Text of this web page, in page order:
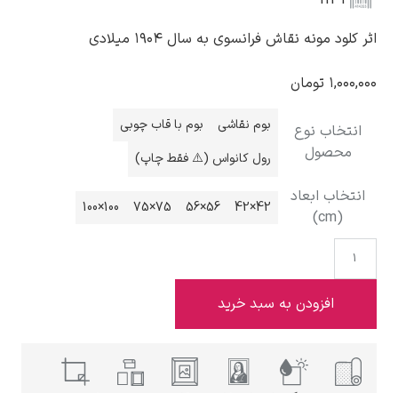
ادوارد مونک
ادوارد هاپر
به سال ۱۹۰۴ میلادی
بوم نقاشی
بوم با قاب چوبی
رول کانواس (⚠️ فقط چاپ)
56×56
75×75
100×100
سبد خرید